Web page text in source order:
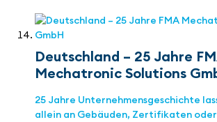
Deutschland – 25 Jahre
Mechatronic Solutions
25 Jahre Unternehmensgeschichte
allein an Gebäuden, Zertifikaten